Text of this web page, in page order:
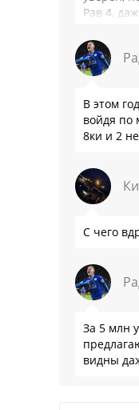
Рав 4,
В этом
войдя по
8ки и 2
С чего
За 5 млн
видны